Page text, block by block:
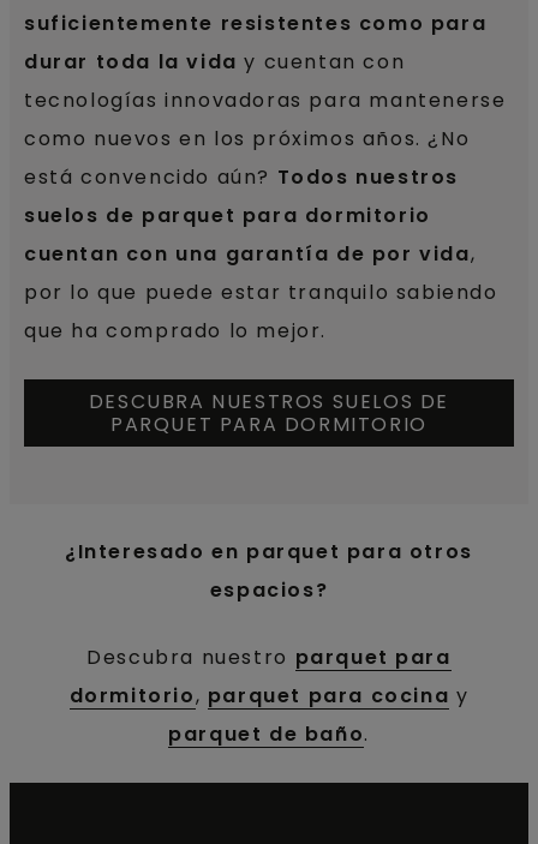
suficientemente resistentes como para
durar toda la vida y cuentan con
tecnologías innovadoras para mantenerse
como nuevos en los próximos años. ¿No
está convencido aún? Todos nuestros
suelos de parquet para dormitorio
cuentan con una garantía de por vida,
por lo que puede estar tranquilo sabiendo
que ha comprado lo mejor.
DESCUBRA NUESTROS SUELOS DE
PARQUET PARA DORMITORIO
¿Interesado en parquet para otros
espacios?
Descubra nuestro parquet para
dormitorio, parquet para cocina y
parquet de baño.